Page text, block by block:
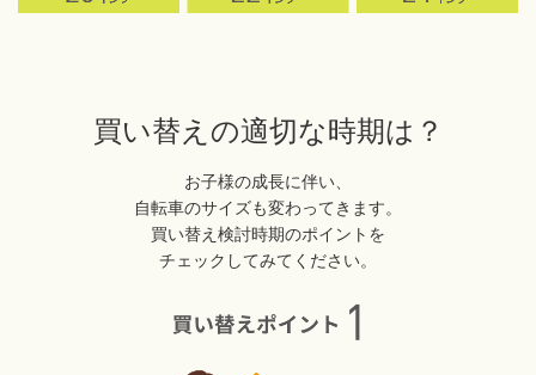
買い替えの適切な時期は？
お子様の成長に伴い、
自転車のサイズも変わってきます。
買い替え検討時期のポイントを
チェックしてみてください。